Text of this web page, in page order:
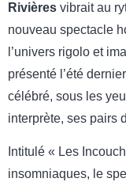
Rivières vibrait au
nouveau spectacle
l’univers rigolo et
présenté l’été
célébré, sous les
interprète, ses pairs
Intitulé « Les
insomniaques, le